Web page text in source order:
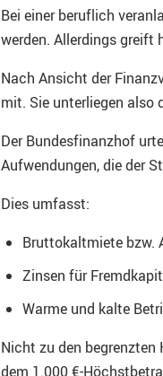
Bei einer beruflich
werden. Allerdings greift
Nach Ansicht der
mit. Sie unterliegen also
Der Bundesfinanzhof
Aufwendungen, die der
Dies umfasst:
Bruttokaltmiete bzw.
Zinsen für
Warme und kalte
Nicht zu den begrenzten
dem 1.000 €-